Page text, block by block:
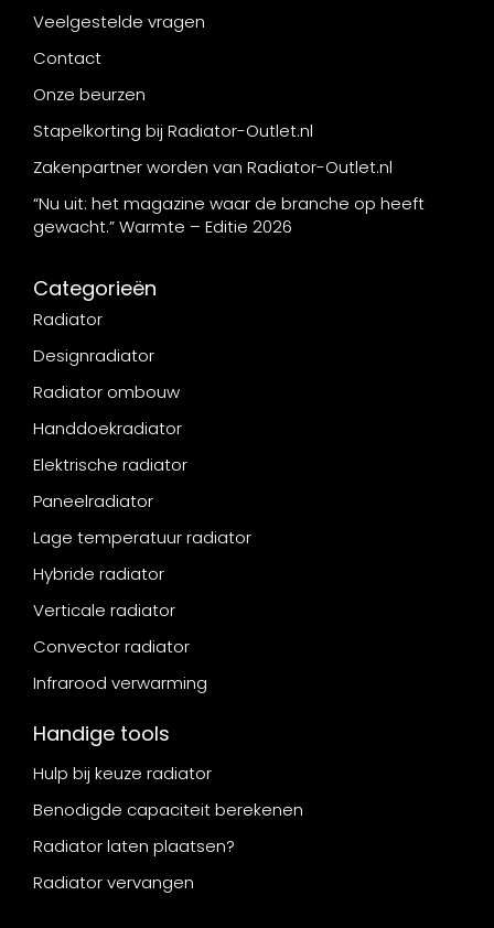
Veelgestelde vragen
Contact
Onze beurzen
Stapelkorting bij Radiator-Outlet.nl
Zakenpartner worden van Radiator-Outlet.nl
“Nu uit: het magazine waar de branche op heeft
gewacht.” Warmte – Editie 2026
Categorieën
Radiator
Designradiator
Radiator ombouw
Handdoekradiator
Elektrische radiator
Paneelradiator
Lage temperatuur radiator
Hybride radiator
Verticale radiator
Convector radiator
Infrarood verwarming
Handige tools
Hulp bij keuze radiator
Benodigde capaciteit berekenen
Radiator laten plaatsen?
Radiator vervangen